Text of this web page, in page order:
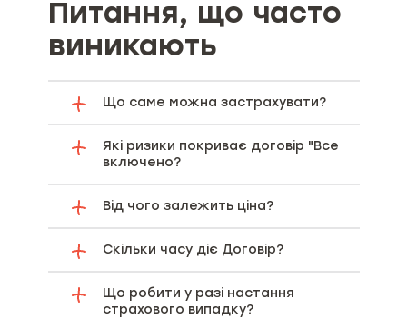
Питання, що часто
виникають
Що саме можна застрахувати?
Які ризики покриває договір "Все
включено?
Від чого залежить ціна?
Скільки часу діє Договір?
Що робити у разі настання
страхового випадку?